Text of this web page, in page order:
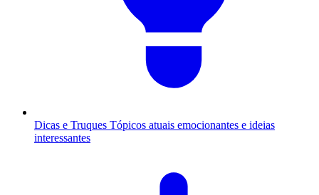
Dicas e Truques Tópicos atuais emocionantes e ideias
interessantes